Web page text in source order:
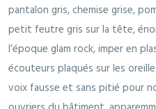
pantalon gris, chemise grise,
petit feutre gris sur la tête,
l’époque glam rock, imper en
écouteurs plaqués sur les
voix fausse et sans pitié pour